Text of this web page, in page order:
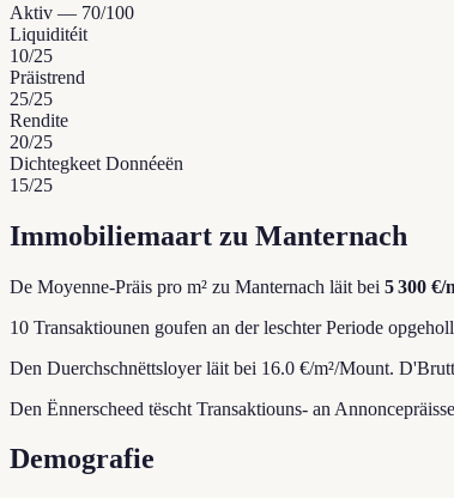
Aktiv — 70/100
Liquiditéit
10/25
Präistrend
25/25
Rendite
20/25
Dichtegkeet Donnéeën
15/25
Immobiliemaart zu Manternach
De Moyenne-Präis pro m² zu Manternach läit bei 5 300 €/
10 Transaktiounen goufen an der leschter Periode
Den Duerchschnëttsloyer läit bei 16.0 €/m²/Mount.
Den Ënnerscheed tëscht Transaktiouns- an
Demografie